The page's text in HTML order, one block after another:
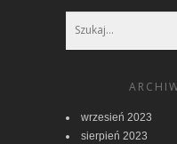
wrzesień 2023
sierpień 2023